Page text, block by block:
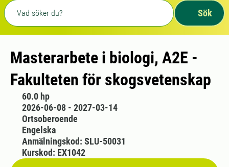
Fritext sökning
Sök
Masterarbete i biologi, A2E -
Fakulteten för skogsvetenskap
60.0 hp
2026-06-08 - 2027-03-14
Ortsoberoende
Engelska
Anmälningskod: SLU-50031
Kurskod: EX1042